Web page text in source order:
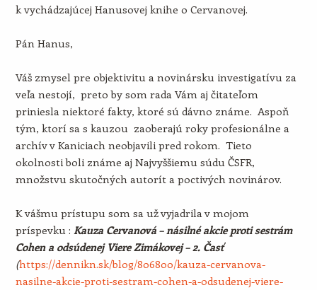
k vychádzajúcej Hanusovej knihe o Cervanovej.
Pán Hanus,
Váš zmysel pre objektivitu a novinársku investigatívu za
veľa nestojí, preto by som rada Vám aj čitateľom
priniesla niektoré fakty, ktoré sú dávno známe. Aspoň
tým, ktorí sa s kauzou zaoberajú roky profesionálne a
archív v Kaniciach neobjavili pred rokom. Tieto
okolnosti boli známe aj Najvyššiemu súdu ČSFR,
množstvu skutočných autorít a poctivých novinárov.
K vášmu prístupu som sa už vyjadrila v mojom
príspevku : Kauza Cervanová – násilné akcie proti sestrám
Cohen a odsúdenej Viere Zimákovej – 2. Časť
(https://dennikn.sk/blog/806800/kauza-cervanova-
nasilne-akcie-proti-sestram-cohen-a-odsudenej-viere-